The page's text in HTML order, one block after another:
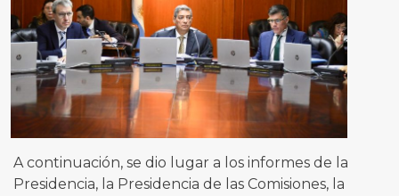
A continuación, se dio lugar a los informes de la
Presidencia, la Presidencia de las Comisiones, la